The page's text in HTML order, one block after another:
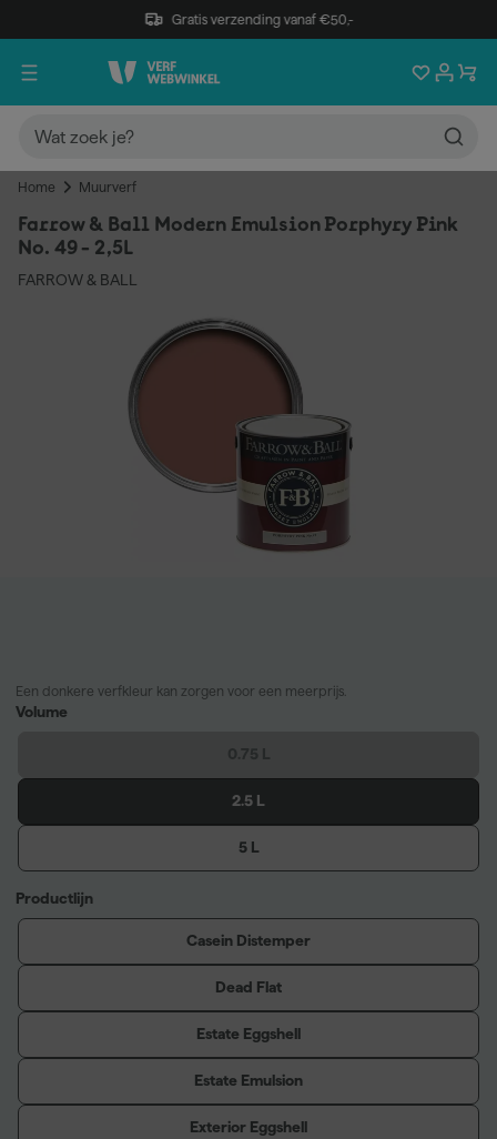
Gratis verzending vanaf €50,-
Home Muurverf
Farrow & Ball Modern Emulsion Porphyry Pink
No. 49 - 2,5L
FARROW & BALL
Een donkere verfkleur kan zorgen voor een meerprijs.
Volume
2.5 L
5 L
Productlijn
Casein Distemper
Dead Flat
Estate Eggshell
Estate Emulsion
Exterior Eggshell